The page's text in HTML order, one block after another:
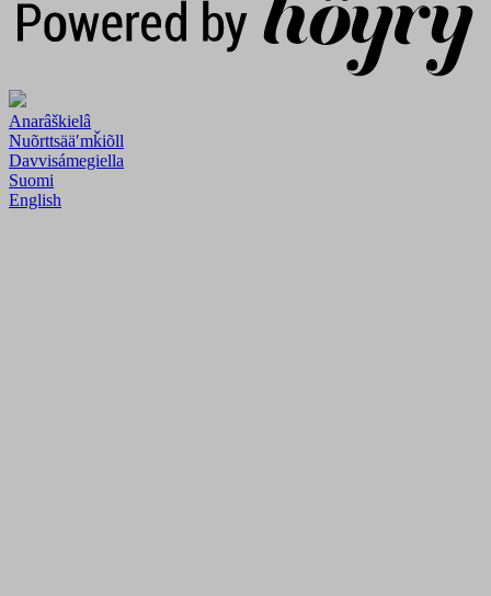
Anarâškielâ
Nuõrttsääʹmǩiõll
Davvisámegiella
Suomi
English